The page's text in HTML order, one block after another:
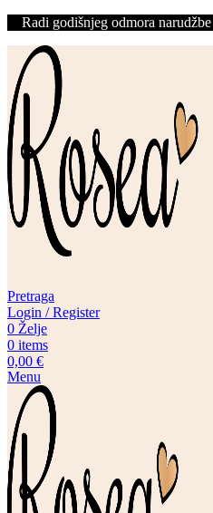
Radi godišnjeg odmora
Pretraga
Login / Register
0 Želje
0 items
0,00 €
Menu